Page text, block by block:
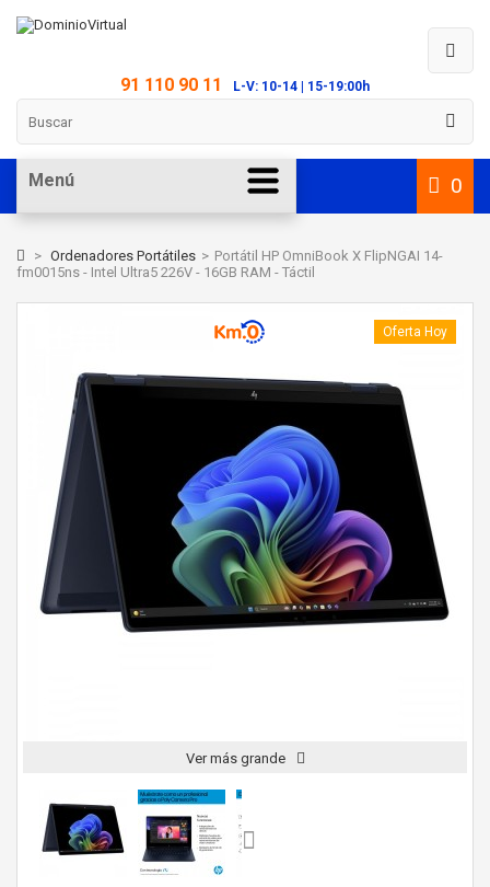
91 110 90 11 L-V: 10-14 | 15-19:00h
0
Menú
> Ordenadores Portátiles > Portátil HP OmniBook X FlipNGAI 14-
fm0015ns - Intel Ultra5 226V - 16GB RAM - Táctil
Oferta Hoy
Ver más grande